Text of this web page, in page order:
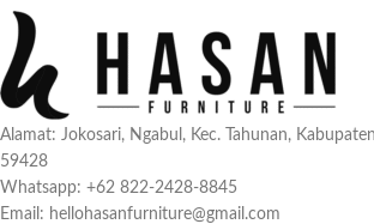
Alamat: Jokosari, Ngabul, Kec. Tahunan,
59428
Whatsapp: +62 822-2428-8845
Email: hellohasanfurniture@gmail.com